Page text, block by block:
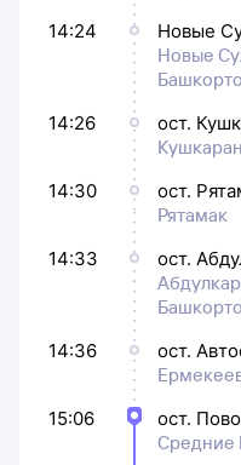
14:24
Новые
Новые
14:26
ост.
14:30
ост.
Рятамак
14:33
ост.
14:36
ост.
15:06
ост.
Средние